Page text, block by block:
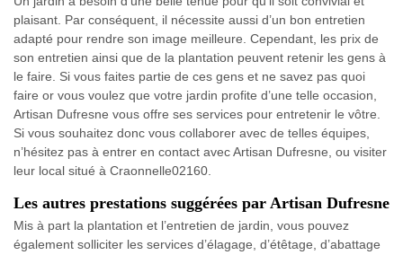
plaisant. Par conséquent, il nécessite aussi d’un bon entretien
adapté pour rendre son image meilleure. Cependant, les prix de
son entretien ainsi que de la plantation peuvent retenir les gens à
le faire. Si vous faites partie de ces gens et ne savez pas quoi
faire or vous voulez que votre jardin profite d’une telle occasion,
Artisan Dufresne vous offre ses services pour entretenir le vôtre.
Si vous souhaitez donc vous collaborer avec de telles équipes,
n’hésitez pas à entrer en contact avec Artisan Dufresne, ou visiter
leur local situé à Craonnelle02160.
Les autres prestations suggérées par Artisan Dufresne
Mis à part la plantation et l’entretien de jardin, vous pouvez
également solliciter les services d’élagage, d’étêtage, d’abattage